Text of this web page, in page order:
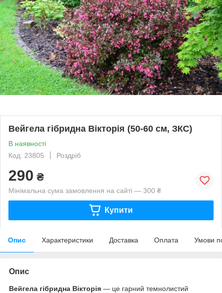
Вейгела гібридна Вікторія (50-60 см, ЗКС)
В наявності
Код: 23805
Роздріб
290 ₴
Мінімальна сума замовлення на сайті — 300 ₴
Купити
Опис Характеристики Доставка Оплата Умови
Опис
Вейгела гібридна Вікторія — це гарний темнолистий